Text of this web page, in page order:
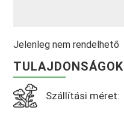
Jelenleg nem rendelhető
TULAJDONSÁGOK
Szállítási méret: